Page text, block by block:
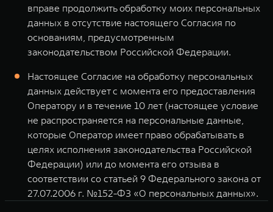
вправе продолжить обработку моих персональных
данных в отсутствие настоящего Согласия по
основаниям, предусмотренным
законодательством Российской Федерации.
Настоящее Согласие на обработку персональных
данных действует с момента его предоставления
Оператору и в течение 10 лет (настоящее условие
не распространяется на персональные данные,
которые Оператор имеет право обрабатывать в
целях исполнения законодательства Российской
Федерации) или до момента его отзыва в
соответствии со статьей 9 Федерального закона от
27.07.2006 г. №152-ФЗ «О персональных данных».